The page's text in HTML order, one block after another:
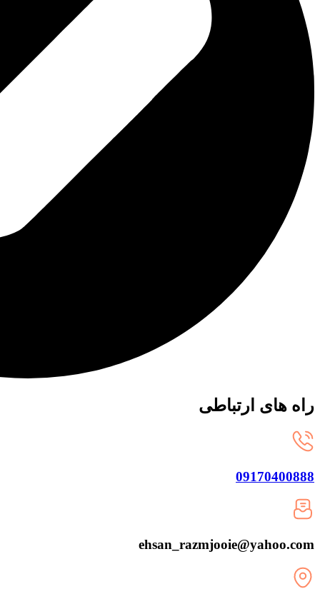
راه های ارتباطی
09170400888
ehsan_razmjooie@yahoo.com